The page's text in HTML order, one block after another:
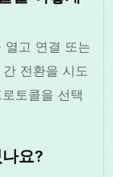
고 연결 또는
전환을 시도
토콜을 선택
요?